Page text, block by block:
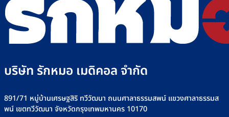
บริษัท รักหมอ เมดิคอล จำกัด
891/71 หมู่บ้านเศรษฐสิริ ทวีวัฒนา ถนนศาลาธรรมสพน์ แขวงศาลาธรรมส
พน์ เขตทวีวัฒนา จังหวัดกรุงเทพมหานคร 10170